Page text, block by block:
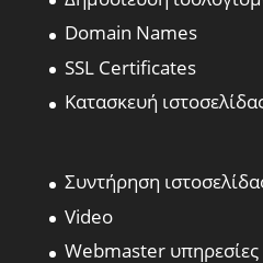
Domain Names
SSL Certificates
Κατασκευή
Συντήρηση
Video
Webmaster υπηρεσίες